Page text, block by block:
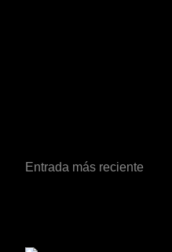
Entrada más reciente